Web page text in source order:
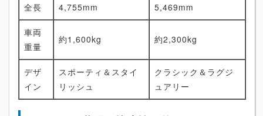
全長 4,755mm 5,469mm
車両
重量
約1,600kg 約2,300kg
デザ
イン
スポーティ＆スタイ
リッシュ
クラシック＆ラグジ
ュアリー